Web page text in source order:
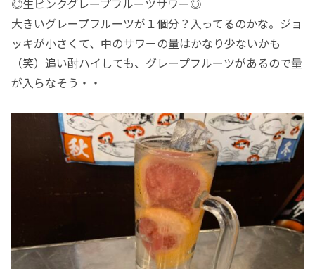
◎生ピンクグレープフルーツサワー◎
大きいグレープフルーツが１個分？入ってるのかな。ジョ
ッキが小さくて、中のサワーの量はかなり少ないかも
（笑）追い酎ハイしても、グレープフルーツがあるので量
が入らなそう・・